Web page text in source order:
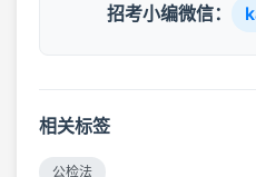
招考小编微信：
相关标签
公检法